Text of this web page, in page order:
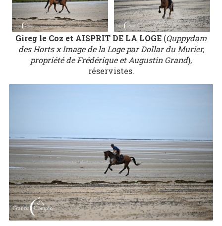
Gireg le Coz et AISPRIT DE LA LOGE (Quppydam
des Horts x Image de la Loge par Dollar du Murier,
propriété de Frédérique et Augustin Grand),
réservistes.